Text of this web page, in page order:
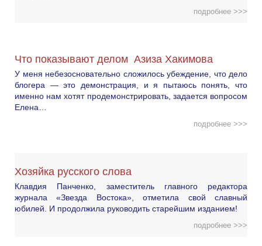
подробнее >>>
Что показывают делом Азиза Хакимова
У меня небезосновательно сложилось убеждение, что дело
блогера — это демонстрация, и я пытаюсь понять, что
именно нам хотят продемонстрировать, задается вопросом
Елена…
подробнее >>>
Хозяйка русского слова
Клавдия Панченко, заместитель главного редактора
журнала «Звезда Востока», отметила свой славный
юбилей. И продолжила руководить старейшим изданием!
подробнее >>>